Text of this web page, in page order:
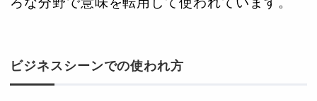
ビジネスシーンでの使われ方